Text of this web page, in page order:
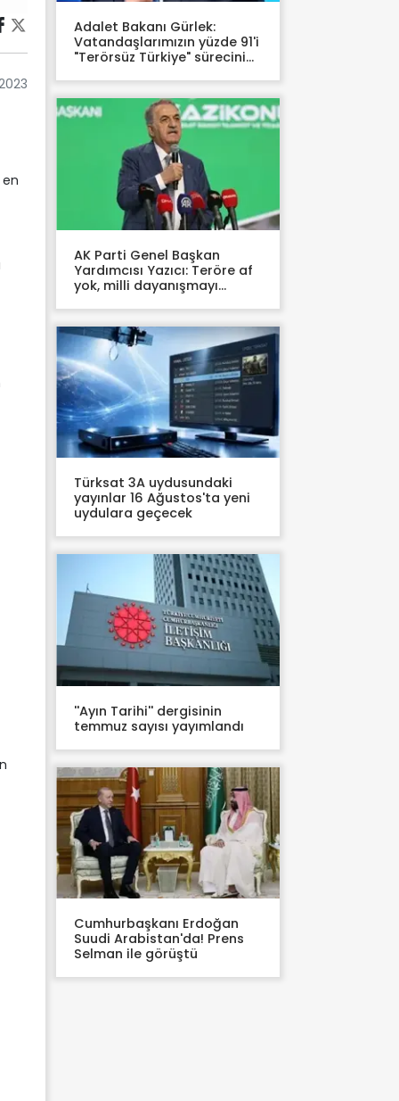
en
Adalet Bakanı Gürlek:
Vatandaşlarımızın yüzde 91'i
"Terörsüz Türkiye" sürecini
AK Parti Genel Başkan
Yardımcısı Yazıcı: Teröre af
yok, milli dayanışmayı
Türksat 3A uydusundaki
yayınlar 16 Ağustos'ta yeni
uydulara geçecek
''Ayın Tarihi'' dergisinin
temmuz sayısı yayımlandı
Cumhurbaşkanı Erdoğan
Suudi Arabistan'da! Prens
Selman ile görüştü